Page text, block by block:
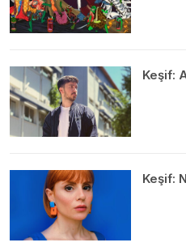
Keşif:
Keşif: